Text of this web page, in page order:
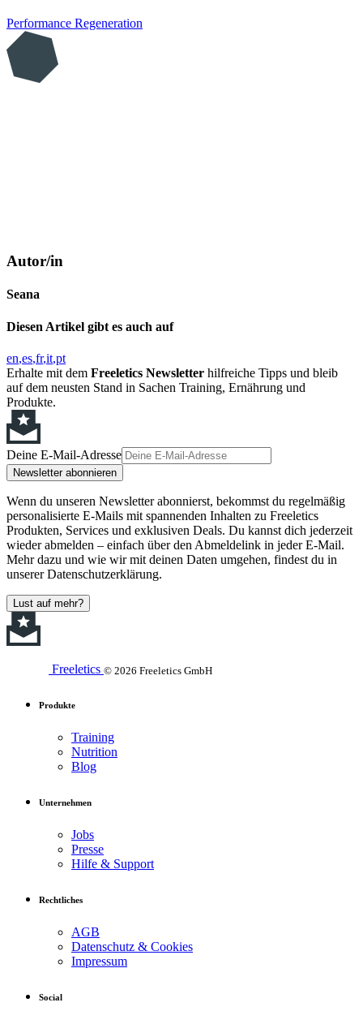
Performance Regeneration
Autor/in
Seana
Diesen Artikel gibt es auch auf
en es fr it pt
Erhalte mit dem Freeletics Newsletter hilfreiche Tipps und bleib
auf dem neusten Stand in Sachen Training, Ernährung und
Produkte.
Deine E-Mail-Adresse
Newsletter abonnieren
Wenn du unseren Newsletter abonnierst, bekommst du regelmäßig
personalisierte E-Mails mit spannenden Inhalten zu Freeletics
Produkten, Services und exklusiven Deals. Du kannst dich jederzeit
wieder abmelden – einfach über den Abmeldelink in jeder E-Mail.
Mehr dazu und wie wir mit deinen Daten umgehen, findest du in
unserer Datenschutzerklärung.
Lust auf mehr?
Freeletics © 2026 Freeletics GmbH
Produkte
Training
Nutrition
Blog
Unternehmen
Jobs
Presse
Hilfe & Support
Rechtliches
AGB
Datenschutz & Cookies
Impressum
Social